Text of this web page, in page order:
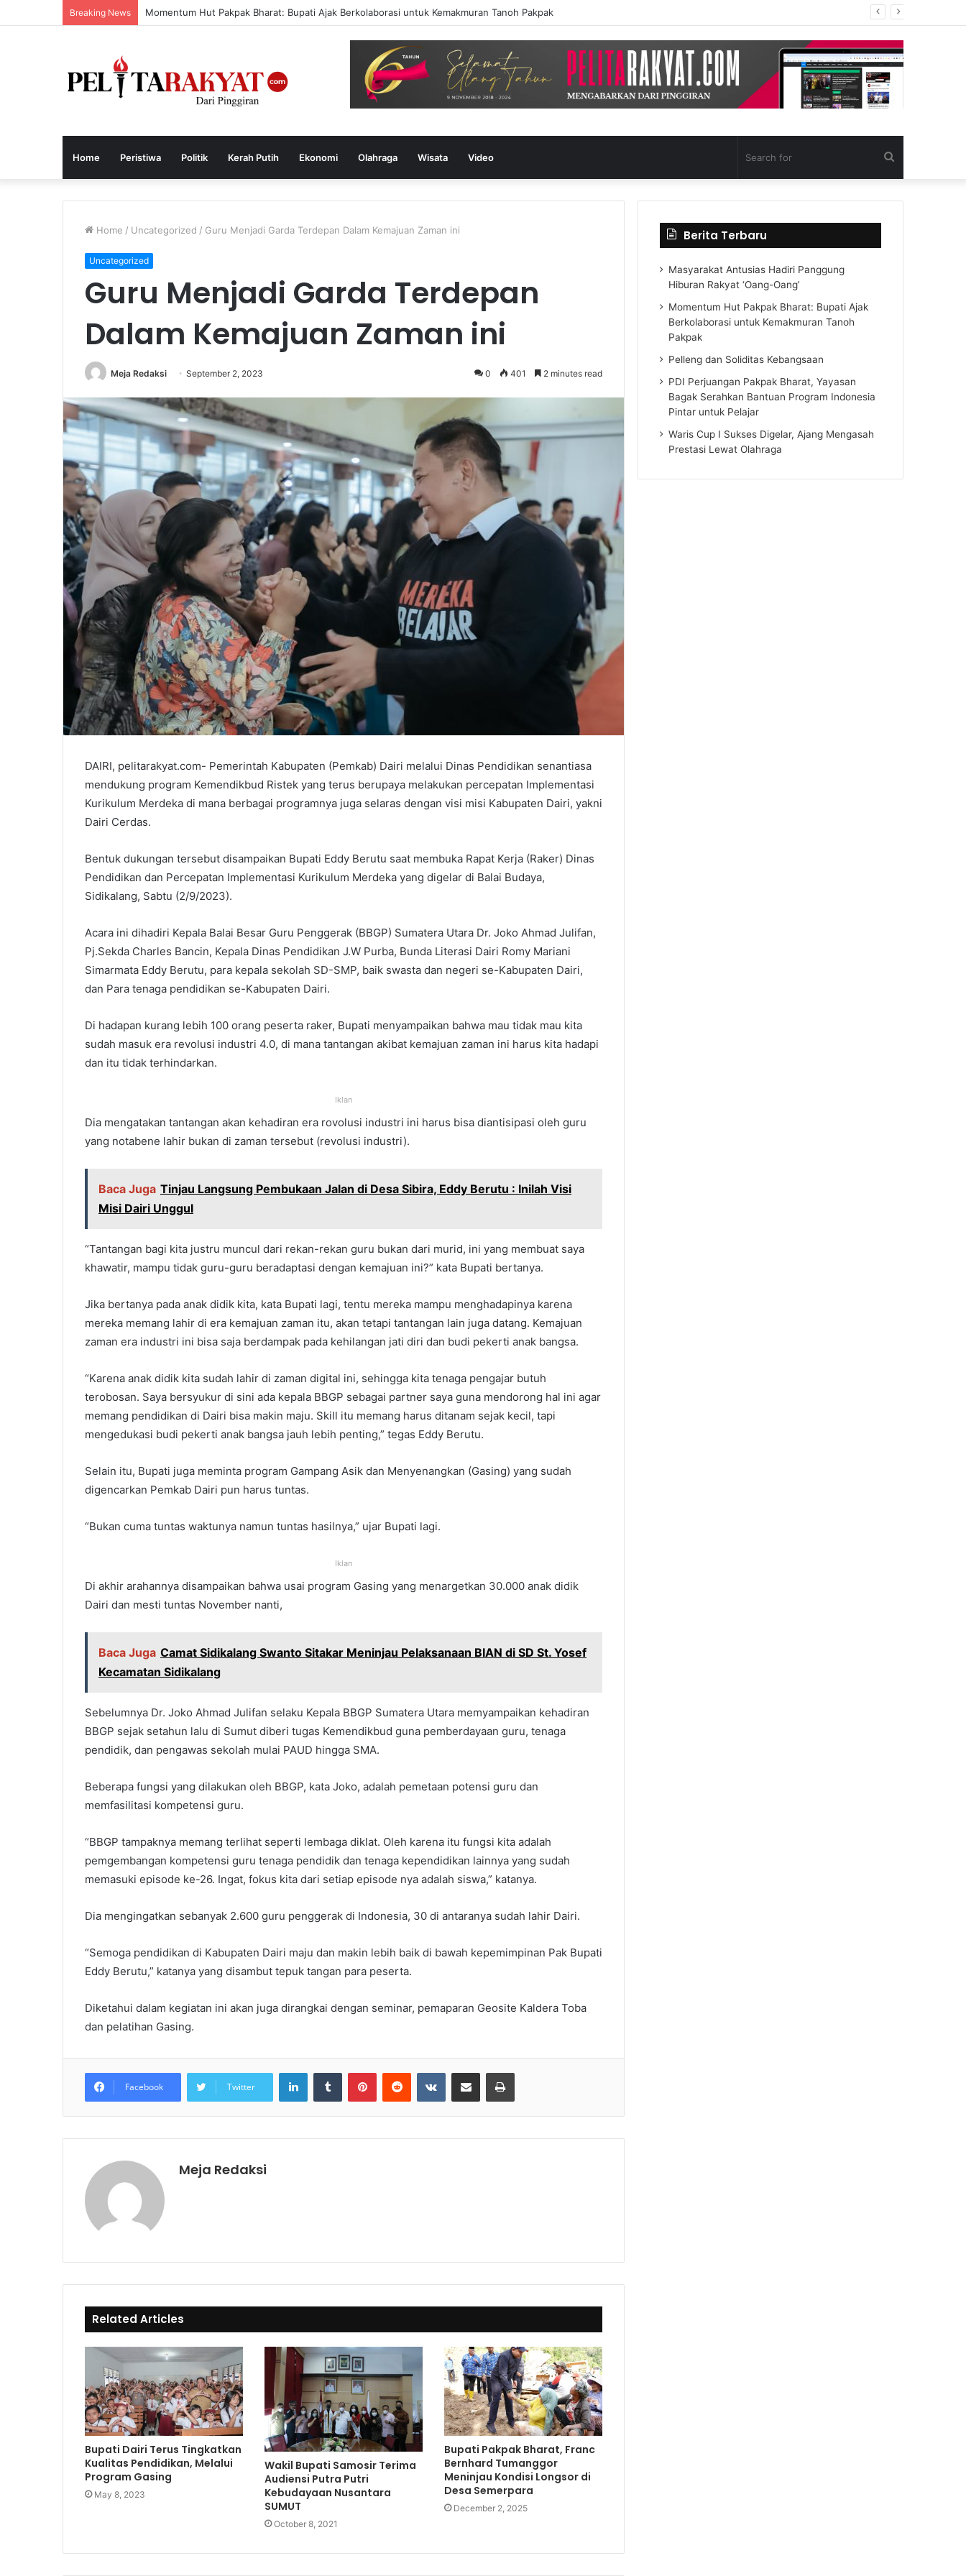
Breaking News Momentum Hut Pakpak Bharat: Bupati Ajak Berkolaborasi untuk Kemakmuran Tanoh Pakpak
Home Peristiwa Politik Kerah Putih Ekonomi Olahraga Wisata Video
for
Home / Uncategorized / Guru Menjadi Garda Terdepan Dalam Kemajuan Zaman ini
Uncategorized
Guru Menjadi Garda Terdepan
Dalam Kemajuan Zaman ini
Meja Redaksi September 2, 2023 0 401 2 minutes read
DAIRI, pelitarakyat.com- Pemerintah Kabupaten (Pemkab) Dairi melalui Dinas Pendidikan senantiasa
mendukung program Kemendikbud Ristek yang terus berupaya melakukan percepatan Implementasi
Kurikulum Merdeka di mana berbagai programnya juga selaras dengan visi misi Kabupaten Dairi, yakni
Dairi Cerdas.
Bentuk dukungan tersebut disampaikan Bupati Eddy Berutu saat membuka Rapat Kerja (Raker) Dinas
Pendidikan dan Percepatan Implementasi Kurikulum Merdeka yang digelar di Balai Budaya,
Sidikalang, Sabtu (2/9/2023).
Acara ini dihadiri Kepala Balai Besar Guru Penggerak (BBGP) Sumatera Utara Dr. Joko Ahmad Julifan,
Pj.Sekda Charles Bancin, Kepala Dinas Pendidikan J.W Purba, Bunda Literasi Dairi Romy Mariani
Simarmata Eddy Berutu, para kepala sekolah SD-SMP, baik swasta dan negeri se-Kabupaten Dairi,
dan Para tenaga pendidikan se-Kabupaten Dairi.
Di hadapan kurang lebih 100 orang peserta raker, Bupati menyampaikan bahwa mau tidak mau kita
sudah masuk era revolusi industri 4.0, di mana tantangan akibat kemajuan zaman ini harus kita hadapi
dan itu tidak terhindarkan.
Iklan
Dia mengatakan tantangan akan kehadiran era rovolusi industri ini harus bisa diantisipasi oleh guru
yang notabene lahir bukan di zaman tersebut (revolusi industri).
Baca Juga Tinjau Langsung Pembukaan Jalan di Desa Sibira, Eddy Berutu : Inilah Visi
Misi Dairi Unggul
“Tantangan bagi kita justru muncul dari rekan-rekan guru bukan dari murid, ini yang membuat saya
khawatir, mampu tidak guru-guru beradaptasi dengan kemajuan ini?” kata Bupati bertanya.
Jika bertanya pada anak didik kita, kata Bupati lagi, tentu mereka mampu menghadapinya karena
mereka memang lahir di era kemajuan zaman itu, akan tetapi tantangan lain juga datang. Kemajuan
zaman era industri ini bisa saja berdampak pada kehilangan jati diri dan budi pekerti anak bangsa.
“Karena anak didik kita sudah lahir di zaman digital ini, sehingga kita tenaga pengajar butuh
terobosan. Saya bersyukur di sini ada kepala BBGP sebagai partner saya guna mendorong hal ini agar
memang pendidikan di Dairi bisa makin maju. Skill itu memang harus ditanam sejak kecil, tapi
mengedukasi budi pekerti anak bangsa jauh lebih penting,” tegas Eddy Berutu.
Selain itu, Bupati juga meminta program Gampang Asik dan Menyenangkan (Gasing) yang sudah
digencarkan Pemkab Dairi pun harus tuntas.
“Bukan cuma tuntas waktunya namun tuntas hasilnya,” ujar Bupati lagi.
Iklan
Di akhir arahannya disampaikan bahwa usai program Gasing yang menargetkan 30.000 anak didik
Dairi dan mesti tuntas November nanti,
Baca Juga Camat Sidikalang Swanto Sitakar Meninjau Pelaksanaan BIAN di SD St. Yosef
Kecamatan Sidikalang
Sebelumnya Dr. Joko Ahmad Julifan selaku Kepala BBGP Sumatera Utara memyampaikan kehadiran
BBGP sejak setahun lalu di Sumut diberi tugas Kemendikbud guna pemberdayaan guru, tenaga
pendidik, dan pengawas sekolah mulai PAUD hingga SMA.
Beberapa fungsi yang dilakukan oleh BBGP, kata Joko, adalah pemetaan potensi guru dan
memfasilitasi kompetensi guru.
“BBGP tampaknya memang terlihat seperti lembaga diklat. Oleh karena itu fungsi kita adalah
pemgembangan kompetensi guru tenaga pendidik dan tenaga kependidikan lainnya yang sudah
memasuki episode ke-26. Ingat, fokus kita dari setiap episode nya adalah siswa,” katanya.
Dia mengingatkan sebanyak 2.600 guru penggerak di Indonesia, 30 di antaranya sudah lahir Dairi.
“Semoga pendidikan di Kabupaten Dairi maju dan makin lebih baik di bawah kepemimpinan Pak Bupati
Eddy Berutu,” katanya yang disambut tepuk tangan para peserta.
Diketahui dalam kegiatan ini akan juga dirangkai dengan seminar, pemaparan Geosite Kaldera Toba
dan pelatihan Gasing.
Facebook Twitter
Meja Redaksi
Related Articles
Bupati Dairi Terus Tingkatkan
Kualitas Pendidikan, Melalui
Program Gasing
May 8, 2023
Wakil Bupati Samosir Terima
Audiensi Putra Putri
Kebudayaan Nusantara
SUMUT
October 8, 2021
Bupati Pakpak Bharat, Franc
Bernhard Tumanggor
Meninjau Kondisi Longsor di
Desa Semerpara
December 2, 2025
Berita Terbaru
Masyarakat Antusias Hadiri Panggung
Hiburan Rakyat ‘Oang-Oang’
Momentum Hut Pakpak Bharat: Bupati Ajak
Berkolaborasi untuk Kemakmuran Tanoh
Pakpak
Pelleng dan Soliditas Kebangsaan
PDI Perjuangan Pakpak Bharat, Yayasan
Bagak Serahkan Bantuan Program Indonesia
Pintar untuk Pelajar
Waris Cup I Sukses Digelar, Ajang Mengasah
Prestasi Lewat Olahraga